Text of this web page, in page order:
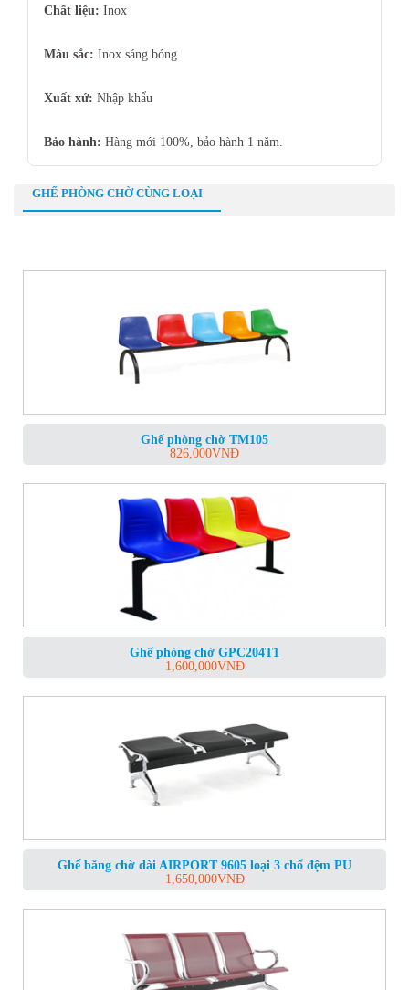
Chất liệu: Inox
Màu sắc: Inox sáng bóng
Xuất xứ: Nhập khẩu
Bảo hành: Hàng mới 100%, bảo hành 1 năm.
GHẾ PHÒNG CHỜ CÙNG LOẠI
Ghế phòng chờ TM105
826,000VNĐ
Ghế phòng chờ GPC204T1
1,600,000VNĐ
Ghế băng chờ dài AIRPORT 9605 loại 3 chổ đệm PU
1,650,000VNĐ